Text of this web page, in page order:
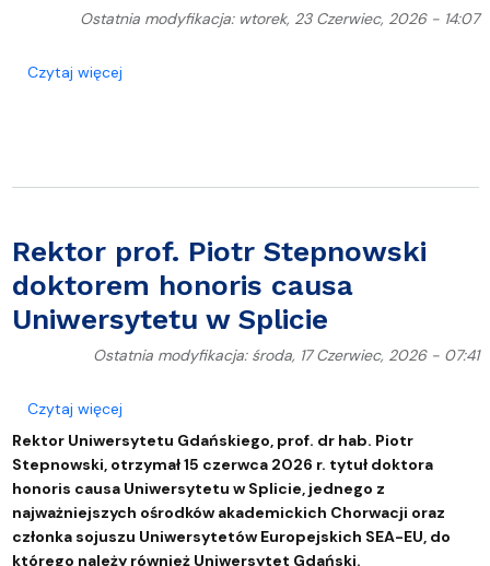
Ostatnia modyfikacja: wtorek, 23 Czerwiec, 2026 - 14:07
Czytaj więcejo Wydział Chemii z najlepszym kierunkiem
Rektor prof. Piotr Stepnowski
doktorem honoris causa
Uniwersytetu w Splicie
Ostatnia modyfikacja: środa, 17 Czerwiec, 2026 - 07:41
Czytaj więcejo Rektor prof. Piotr Stepnowski doktorem honoris
Rektor Uniwersytetu Gdańskiego, prof. dr hab. Piotr
Stepnowski, otrzymał 15 czerwca 2026 r. tytuł doktora
honoris causa Uniwersytetu w Splicie, jednego z
najważniejszych ośrodków akademickich Chorwacji oraz
członka sojuszu Uniwersytetów Europejskich SEA-EU, do
którego należy również Uniwersytet Gdański.